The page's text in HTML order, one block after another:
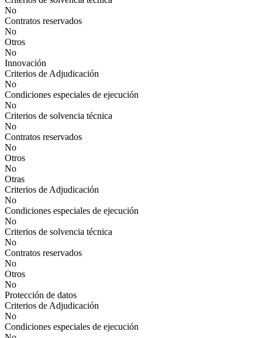
No
Contratos reservados
No
Otros
No
Innovación
Criterios de Adjudicación
No
Condiciones especiales de ejecución
No
Criterios de solvencia técnica
No
Contratos reservados
No
Otros
No
Otras
Criterios de Adjudicación
No
Condiciones especiales de ejecución
No
Criterios de solvencia técnica
No
Contratos reservados
No
Otros
No
Protección de datos
Criterios de Adjudicación
No
Condiciones especiales de ejecución